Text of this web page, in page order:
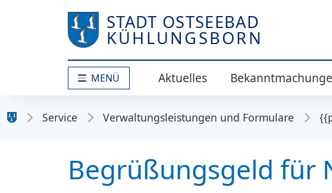
STADT OSTSEEBAD
KÜHLUNGSBORN
MENÜ Aktuelles
Stadt Kühlungsborn
Service Verwaltungsleistungen und Formulare
Begrüßungsgeld für